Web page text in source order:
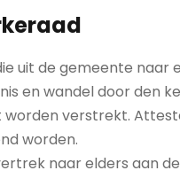
uit de gemeente
en wandel door den
verstrekt.
worden.
naar elders aan